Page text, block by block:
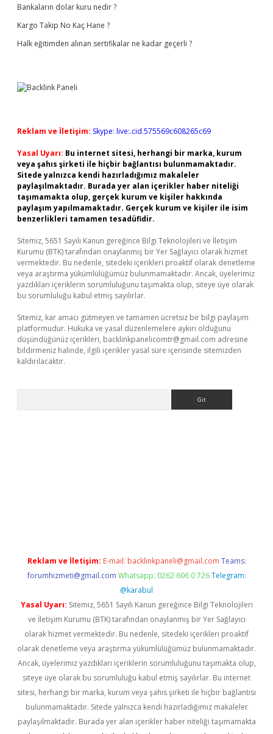
Bankaların dolar kuru nedir ?
Kargo Takip No Kaç Hane ?
Halk eğitimden alınan sertifikalar ne kadar geçerli ?
Reklam ve İletişim: Skype: live:.cid.575569c608265c69
Yasal Uyarı: Bu internet sitesi, herhangi bir marka, kurum
veya şahıs şirketi ile hiçbir bağlantısı bulunmamaktadır.
Sitede yalnızca kendi hazırladığımız makaleler
paylaşılmaktadır. Burada yer alan içerikler haber niteliği
taşımamakta olup, gerçek kurum ve kişiler hakkında
paylaşım yapılmamaktadır. Gerçek kurum ve kişiler ile isim
benzerlikleri tamamen tesadüfidir.
Sitemiz, 5651 Sayılı Kanun gereğince Bilgi Teknolojileri ve İletişim
Kurumu (BTK) tarafından onaylanmış bir Yer Sağlayıcı olarak hizmet
vermektedir. Bu nedenle, sitedeki içerikleri proaktif olarak denetleme
veya araştırma yükümlülüğümüz bulunmamaktadır. Ancak, üyelerimiz
yazdıkları içeriklerin sorumluluğunu taşımakta olup, siteye üye olarak
bu sorumluluğu kabul etmiş sayılırlar.
Sitemiz, kar amacı gütmeyen ve tamamen ücretsiz bir bilgi paylaşım
platformudur. Hukuka ve yasal düzenlemelere aykırı olduğunu
düşündüğünüz içerikleri, backlinkpanelicomtr@gmail.com adresine
bildirmeniz halinde, ilgili içerikler yasal süre içerisinde sitemizden
kaldırılacaktır.
Reklam ve İletişim: E-mail: backlinkpaneli@gmail.com Teams:
forumhizmeti@gmail.com Whatsapp: 0262 606 0 726 Telegram:
@karabul
Yasal Uyarı: Sitemiz, 5651 Sayılı Kanun gereğince Bilgi Teknolojileri
ve İletişim Kurumu (BTK) tarafından onaylanmış bir Yer Sağlayıcı
olarak hizmet vermektedir. Bu nedenle, sitedeki içerikleri proaktif
olarak denetleme veya araştırma yükümlülüğümüz bulunmamaktadır.
Ancak, üyelerimiz yazdıkları içeriklerin sorumluluğunu taşımakta olup,
siteye üye olarak bu sorumluluğu kabul etmiş sayılırlar. Bu internet
sitesi, herhangi bir marka, kurum veya şahıs şirketi ile hiçbir bağlantısı
bulunmamaktadır. Sitede yalnızca kendi hazırladığımız makaleler
paylaşılmaktadır. Burada yer alan içerikler haber niteliği taşımamakta